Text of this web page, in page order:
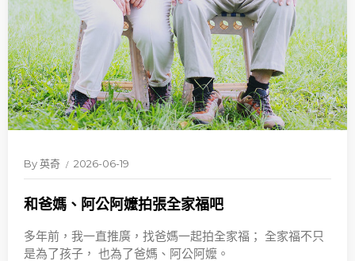
By英奇 2026-06-19
和爸媽、阿公阿嬤拍張全家福吧
多年前，我一直推廣，找爸媽一起拍全家福； 全家福不只
是為了孩子， 也為了爸媽、阿公阿嬤。